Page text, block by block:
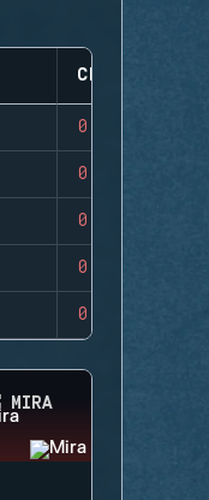
CLUTCHES
0
0
0
0
0
MIRA